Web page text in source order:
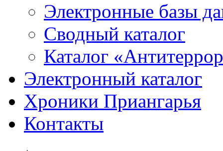
Электронные базы
Сводный каталог
Каталог
Электронный каталог
Хроники Приангарья
Контакты